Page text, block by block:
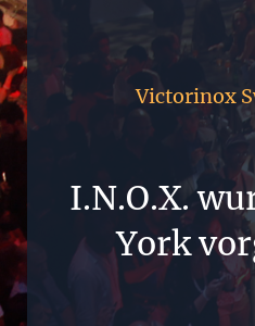
Victorinox
I.N.O.X.
York